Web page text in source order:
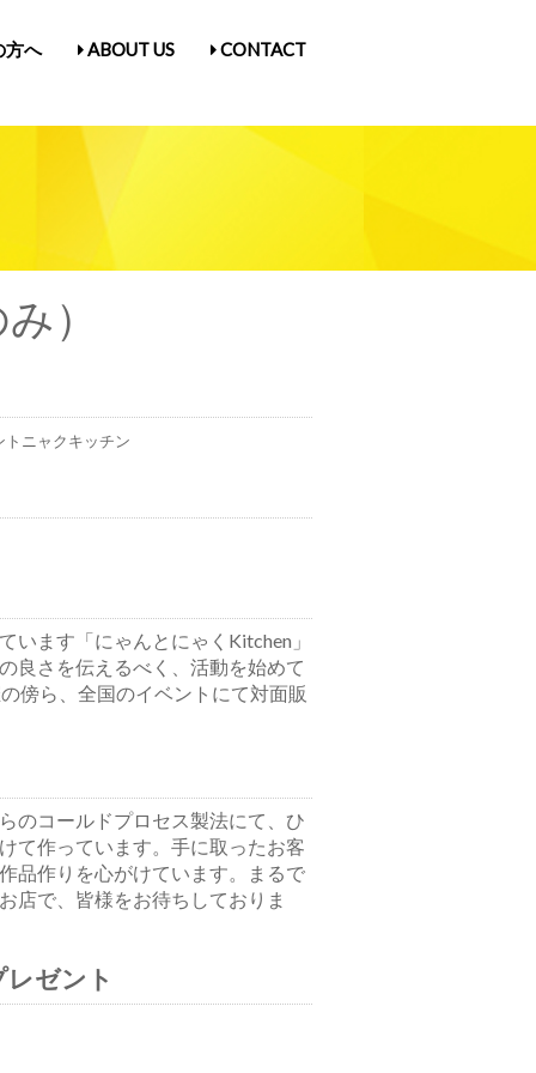
方へ ABOUT US CONTACT
）
トニャクキッチン
います「にゃんとにゃくKitchen」
良さを伝えるべく、活動を始めて
傍ら、全国のイベントにて対面販
のコールドプロセス製法にて、ひ
て作っています。手に取ったお客
品作りを心がけています。まるで
店で、皆様をお待ちしておりま
ゼント